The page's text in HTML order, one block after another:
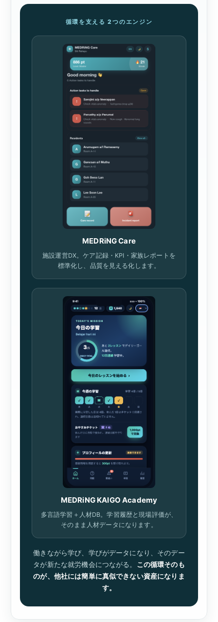
循環を支える 2つのエンジン
MEDRiNG Care
施設運営DX。ケア記録・KPI・家族レポートを
標準化し、品質を見える化します。
MEDRiNG KAIGO Academy
多言語学習＋人材DB。学習履歴と現場評価が、
そのまま人材データになります。
働きながら学び、学びがデータになり、そのデー
タが新たな就労機会につながる。 この循環そのも
のが、他社には簡単に真似できない資産になりま
す。